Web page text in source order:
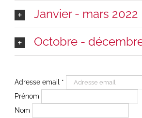
Janvier - mars 2022
Octobre -
Adresse email *
Prénom
Nom